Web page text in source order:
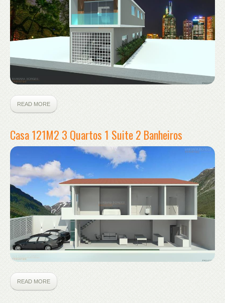
READ MORE
Casa 121M2 3 Quartos 1 Suite 2 Banheiros
READ MORE